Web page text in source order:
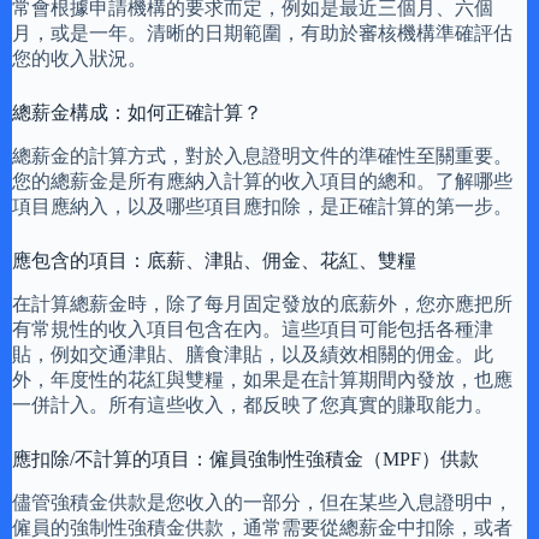
常會根據申請機構的要求而定，例如是最近三個月、六個
月，或是一年。清晰的日期範圍，有助於審核機構準確評估
您的收入狀況。
總薪金構成：如何正確計算？
總薪金的計算方式，對於入息證明文件的準確性至關重要。
您的總薪金是所有應納入計算的收入項目的總和。了解哪些
項目應納入，以及哪些項目應扣除，是正確計算的第一步。
應包含的項目：底薪、津貼、佣金、花紅、雙糧
在計算總薪金時，除了每月固定發放的底薪外，您亦應把所
有常規性的收入項目包含在內。這些項目可能包括各種津
貼，例如交通津貼、膳食津貼，以及績效相關的佣金。此
外，年度性的花紅與雙糧，如果是在計算期間內發放，也應
一併計入。所有這些收入，都反映了您真實的賺取能力。
應扣除/不計算的項目：僱員強制性強積金（MPF）供款
儘管強積金供款是您收入的一部分，但在某些入息證明中，
僱員的強制性強積金供款，通常需要從總薪金中扣除，或者